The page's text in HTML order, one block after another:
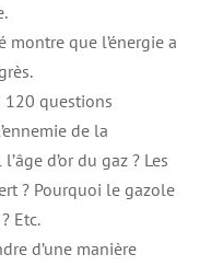
montre que l’énergie a
120 questions
de la
d’or du gaz ? Les
? Pourquoi le gazole
Etc.
d’une manière